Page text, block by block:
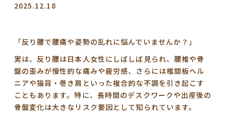
2025.12.18
「反り腰で腰痛や姿勢の乱れに悩んでいませんか？」
実は、反り腰は日本人女性にしばしば見られ、腰椎や骨
盤の歪みが慢性的な痛みや疲労感、さらには椎間板ヘル
ニアや猫背・巻き肩といった複合的な不調を引き起こす
こともあります。特に、長時間のデスクワークや出産後の
骨盤変化は大きなリスク要因として知られています。